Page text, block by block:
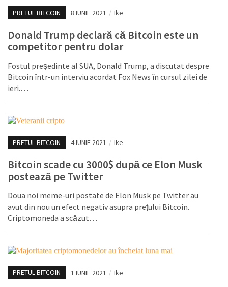
PRETUL BITCOIN 8 IUNIE 2021 / Ike
Donald Trump declară că Bitcoin este un
competitor pentru dolar
Fostul președinte al SUA, Donald Trump, a discutat despre
Bitcoin într-un interviu acordat Fox News în cursul zilei de
ieri.…
PRETUL BITCOIN 4 IUNIE 2021 / Ike
Bitcoin scade cu 3000$ după ce Elon Musk
postează pe Twitter
Doua noi meme-uri postate de Elon Musk pe Twitter au
avut din nou un efect negativ asupra prețului Bitcoin.
Criptomoneda a scăzut…
PRETUL BITCOIN 1 IUNIE 2021 / Ike